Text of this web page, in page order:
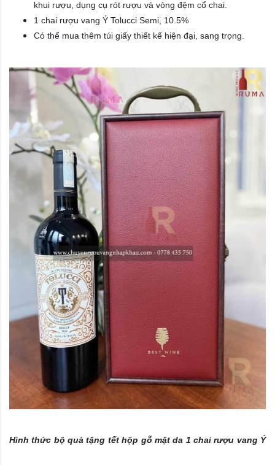
khui rượu, dụng cụ rót rượu và vòng đệm cổ chai.
1 chai rượu vang Ý Tolucci Semi, 10.5%
Có thể mua thêm túi giấy thiết kế hiện đại, sang trọng.
​Hình thức bộ quà tặng tết hộp gỗ mặt da 1 chai rượu vang Ý